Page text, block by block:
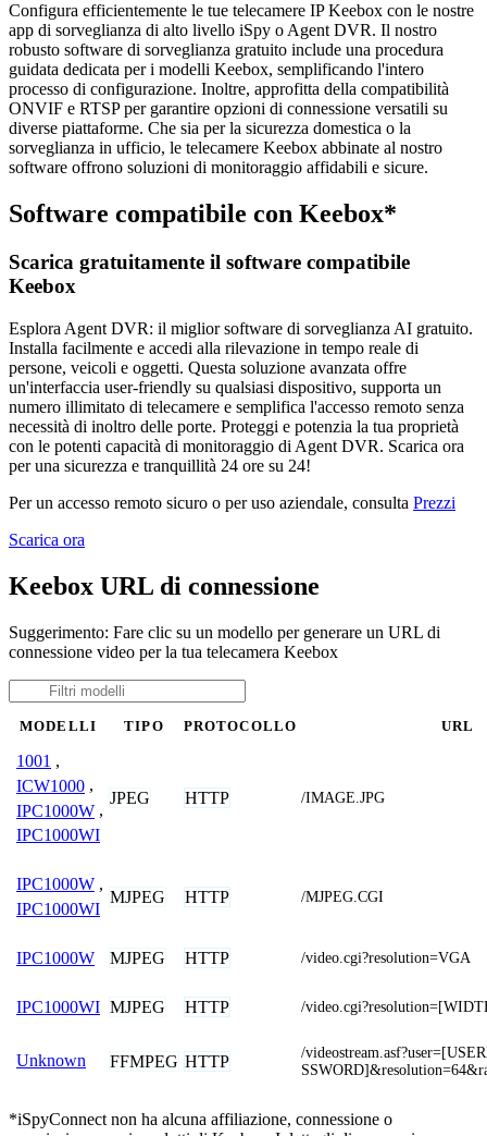
Configura efficientemente le tue telecamere IP Keebox con le nostre
app di sorveglianza di alto livello iSpy o Agent DVR. Il nostro
robusto software di sorveglianza gratuito include una procedura
guidata dedicata per i modelli Keebox, semplificando l'intero
processo di configurazione. Inoltre, approfitta della compatibilità
ONVIF e RTSP per garantire opzioni di connessione versatili su
diverse piattaforme. Che sia per la sicurezza domestica o la
sorveglianza in ufficio, le telecamere Keebox abbinate al nostro
software offrono soluzioni di monitoraggio affidabili e sicure.
Software compatibile con Keebox*
Scarica gratuitamente il software compatibile
Keebox
Esplora Agent DVR: il miglior software di sorveglianza AI gratuito.
Installa facilmente e accedi alla rilevazione in tempo reale di
persone, veicoli e oggetti. Questa soluzione avanzata offre
un'interfaccia user-friendly su qualsiasi dispositivo, supporta un
numero illimitato di telecamere e semplifica l'accesso remoto senza
necessità di inoltro delle porte. Proteggi e potenzia la tua proprietà
con le potenti capacità di monitoraggio di Agent DVR. Scarica ora
per una sicurezza e tranquillità 24 ore su 24!
Per un accesso remoto sicuro o per uso aziendale, consulta Prezzi
Scarica ora
Keebox URL di connessione
Suggerimento: Fare clic su un modello per generare un URL di
connessione video per la tua telecamera Keebox
MODELLI TIPO PROTOCOLLO URL
1001 ,
ICW1000 ,
IPC1000W ,
IPC1000WI
JPEG HTTP /IMAGE.JPG
IPC1000W ,
IPC1000WI
MJPEG HTTP /MJPEG.CGI
IPC1000W MJPEG HTTP /video.cgi?resolution=VGA
IPC1000WI MJPEG HTTP /
Unknown FFMPEG HTTP
/
*iSpyConnect non ha alcuna affiliazione, connessione o